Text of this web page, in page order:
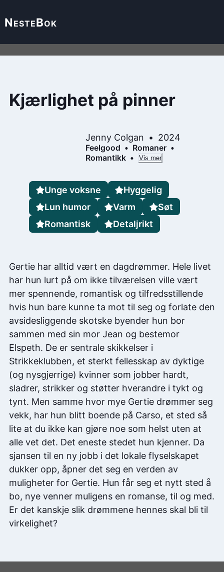
NesteBok
Kjærlighet på pinner
Jenny Colgan 2024
Feelgood
Romaner
Romantikk
Vis mer
Gertie har alltid vært en dagdrømmer. Hele livet
har hun lurt på om ikke tilværelsen ville vært
mer spennende, romantisk og tilfredsstillende
hvis hun bare kunne ta mot til seg og forlate den
avsidesliggende skotske byender hun bor
sammen med sin mor Jean og bestemor
Elspeth. De er sentrale skikkelser i
Strikkeklubben, et sterkt fellesskap av dyktige
(og nysgjerrige) kvinner som jobber hardt,
sladrer, strikker og støtter hverandre i tykt og
tynt. Men samme hvor mye Gertie drømmer seg
vekk, har hun blitt boende på Carso, et sted så
lite at du ikke kan gjøre noe som helst uten at
alle vet det. Det eneste stedet hun kjenner. Da
sjansen til en ny jobb i det lokale flyselskapet
dukker opp, åpner det seg en verden av
muligheter for Gertie. Hun får seg et nytt sted å
bo, nye venner muligens en romanse, til og med.
Er det kanskje slik drømmene hennes skal bli til
virkelighet?
Unge voksne
Hyggelig
Lun humor
Varm
Søt
Romantisk
Detaljrikt